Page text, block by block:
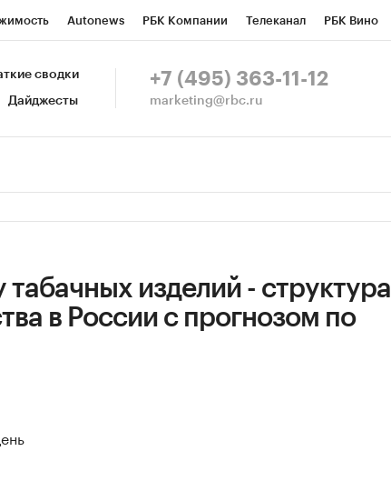
Autonews РБК Компании Телеканал РБК Вино
СПб Конференции СПб Спецпроекты
сводки
Дайджесты
+7 (495) 363-11-12
marketing@rbc.ru
изделий - структура
в России с прогнозом по